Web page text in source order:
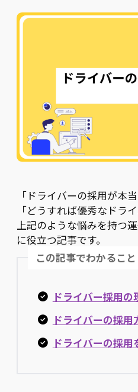
「ドライバーの採用が本
「どうすれば優秀なドラ
上記のような悩みを持つ
に役立つ記事です。
この記事でわかること
ドライバー採用
ドライバーの採用
ドライバーの採